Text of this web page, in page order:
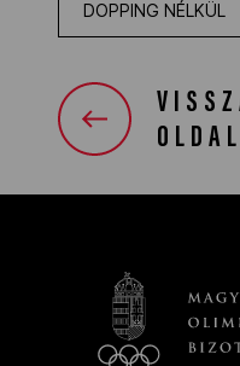
DOPPING NÉLKÜL